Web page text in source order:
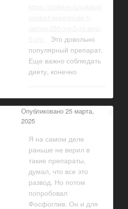
Это довольно
популярный препарат.
Еще важно соблюдать
диету, конечно
Опубликовано 25 марта,
2025
Я на самом деле
раньше не верил в
такие препараты,
думал, что все это
развод. Но потом
попробовал
Фосфоглив. Он и для